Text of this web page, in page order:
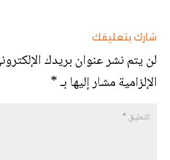
شارك بتعليقك
لن يتم نشر عنوان بريدك
الإلزامية مشار إليها بـ*